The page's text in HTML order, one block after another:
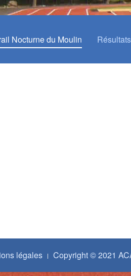
Nocturne du Moulin Résultats
légales Copyright © 2021